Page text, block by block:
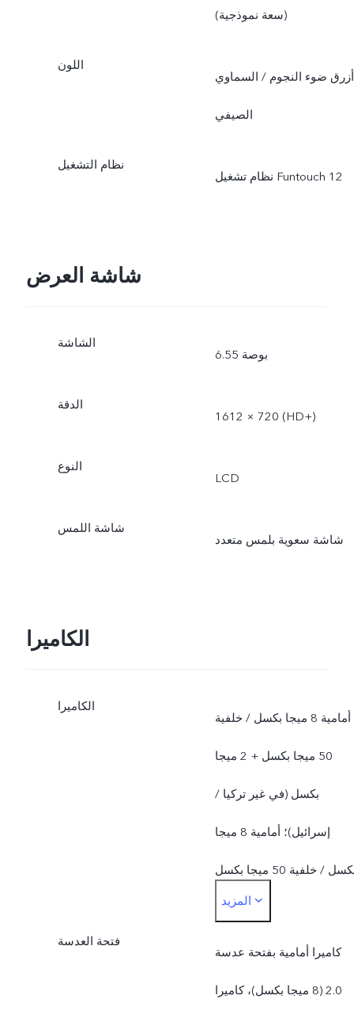
(سعة نموذجية)
اللون
أزرق ضوء النجوم / السماوي
الصيفي
نظام التشغيل
شاشة العرض
الشاشة
6.55 بوصة
الدقة
1612 × 720 (‎HD+‏)
النوع
LCD
شاشة اللمس
شاشة سعوية بلمس متعدد
الكاميرا
الكاميرا
أمامية 8 ميجا بكسل / خلفية
50 ميجا بكسل + 2 ميجا
بكسل (في غير تركيا /
إسرائيل)؛ أمامية 8 ميجا
بكسل / خلفية 50 ميجا بكسل
+ 2 ميجا بكسل + 2 ميجا
بكسل (تركيا / إسرائيل)
المزيد
فتحة العدسة
كاميرا أمامية بفتحة عدسة
2.0 (8 ميجا بكسل)، كاميرا